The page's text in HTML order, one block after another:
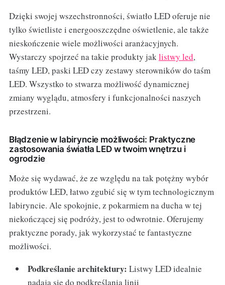
Dzięki swojej wszechstronności, światło LED oferuje nie
tylko świetliste i energooszczędne oświetlenie, ale także
nieskończenie wiele możliwości aranżacyjnych.
Wystarczy spojrzeć na takie produkty jaklistwy led,
taśmy LED, paski LED czy zestawy sterowników do taśm
LED. Wszystko to stwarza możliwość dynamicznej
zmiany wyglądu, atmosfery i funkcjonalności naszych
przestrzeni.
Błądzenie w labiryncie możliwości: Praktyczne
zastosowania światła LED w twoim wnętrzu i
ogrodzie
Może się wydawać, że ze względu na tak potężny wybór
produktów LED, łatwo zgubić się w tym technologicznym
labiryncie. Ale spokojnie, z pokarmiem na ducha w tej
niekończącej się podróży, jest to odwrotnie. Oferujemy
praktyczne porady, jak wykorzystać te fantastyczne
możliwości.
Podkreślanie architektury: Listwy LED idealnie
nadają się do podkreślania linii